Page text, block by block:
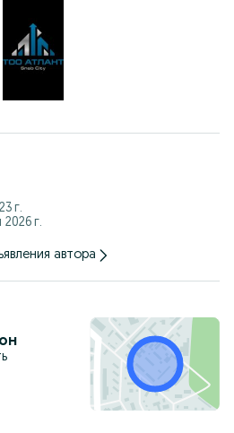
городу
— своим транспортом
компаниями
расчёт, наличные
94А (уг. Аэродромной)
г.
г.
автора